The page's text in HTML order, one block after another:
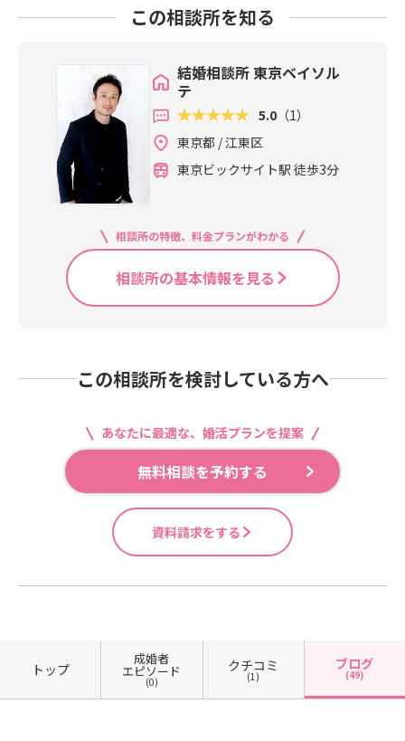
この相談所を知る
結婚相談所 東京ベイソル
テ
5.0 （1）
東京都 / 江東区
東京ビックサイト駅 徒歩3分
相談所の特徴、料金プランがわかる
相談所の基本情報を見る
この相談所を検討している方へ
あなたに最適な、婚活プランを提案
無料相談を予約する
資料請求をする
トップ
成婚者
エピソード
(0)
クチコミ
(1)
ブログ
(49)